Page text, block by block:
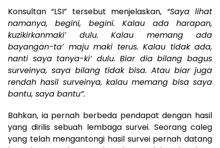
Konsultan “LSI” tersebut menjelaskan, “Saya lihat
namanya, begini, begini. Kalau ada harapan,
kuzikirkanmaki’ dulu. Kalau memang ada
bayangan-ta’ maju maki terus. Kalau tidak ada,
nanti saya tanya-ki’ dulu. Biar dia bilang bagus
surveinya, saya bilang tidak bisa. Atau biar juga
rendah hasil surveinya, kalau memang bisa saya
bantu, saya bantu”.
Bahkan, ia pernah berbeda pendapat dengan hasil
yang dirilis sebuah lembaga survei. Seorang caleg
yang telah mengantongi hasil survei pernah datang